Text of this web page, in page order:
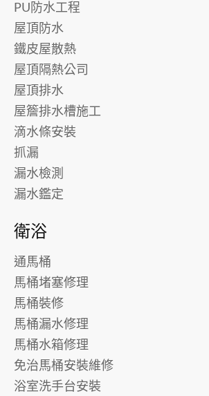
PU防水工程
屋頂防水
鐵皮屋散熱
屋頂隔熱公司
屋頂排水
屋簷排水槽施工
滴水條安裝
抓漏
漏水檢測
漏水鑑定
衛浴
通馬桶
馬桶堵塞修理
馬桶裝修
馬桶漏水修理
馬桶水箱修理
免治馬桶安裝維修
浴室洗手台安裝